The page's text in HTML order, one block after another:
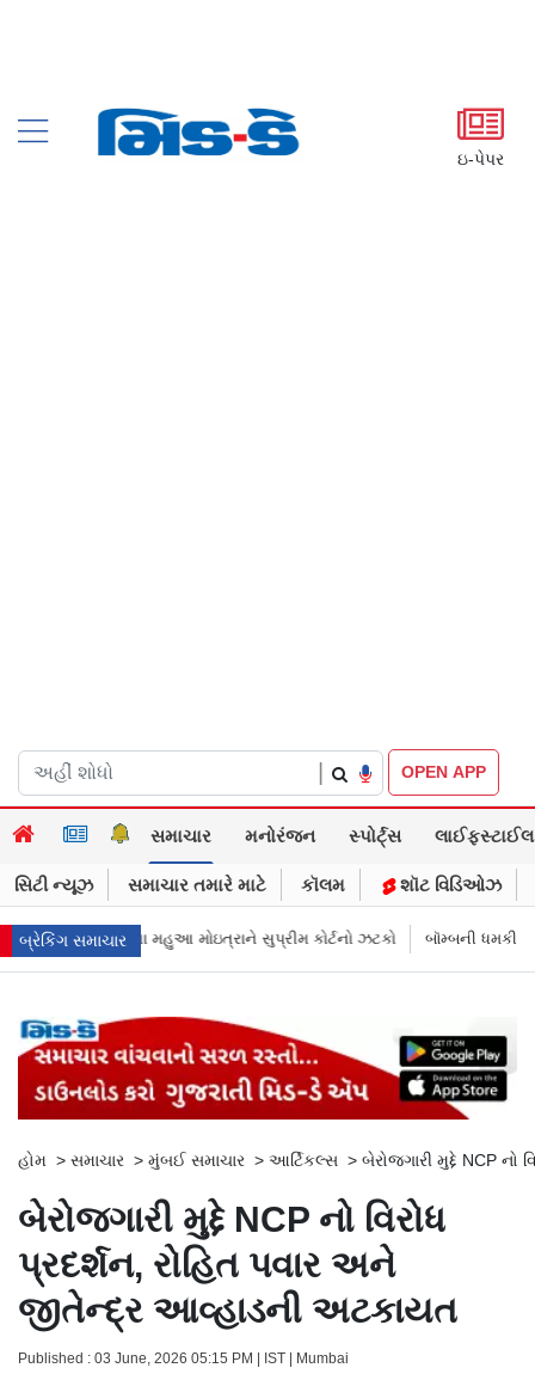
ઇ-પેપર
OPEN APP
સમાચાર મનોરંજન સ્પોર્ટ્સ લાઈફસ્ટાઈલ
સિટી ન્યૂઝ સમાચાર તમારે માટે કૉલમ શૉટ વિડિઓઝ
બ્રેકિંગ સમાચાર
સુપ્રીમ કોર્ટનો ઝટકો બૉમ્બની ધમકી બાદ મુંબઈમાં હાઈ ઍલર્ટ:
હોમ > સમાચાર > મુંબઈ સમાચાર > આર્ટિકલ્સ > બેરોજગારી મુદ્દે NCP
બેરોજગારી મુદ્દે NCP નો વિરોધ
પ્રદર્શન, રોહિત પવાર અને
જીતેન્દ્ર આવ્હાડની અટકાયત
Published : 03 June, 2026 05:15 PM | IST | Mumbai